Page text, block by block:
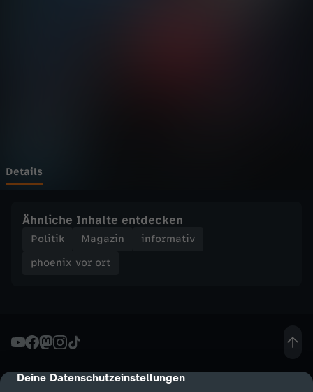
cmp-dialog-description
Deine Datenschutzeinstellungen
t
N
O
-
Details
Ähnliche Inhalte entdecken
Politik Magazin
informativ
phoenix vor ort